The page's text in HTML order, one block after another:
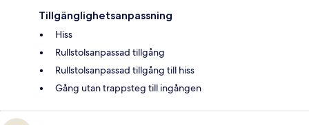
Tillgänglighetsanpassning
Hiss
Rullstolsanpassad tillgång
Rullstolsanpassad tillgång till hiss
Gång utan trappsteg till ingången